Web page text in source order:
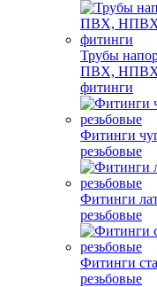
Трубы
ПВХ,
фитинги
Фитинги
резьбовые
Фитинги
резьбовые
Фитинги
резьбовые